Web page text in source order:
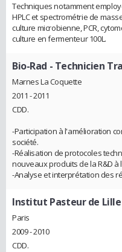
Techniques notamment
HPLC et spectrométrie de
culture microbienne, PCR,
culture en fermenteur 100L.
Bio-Rad - Technicien
Marnes La Coquette
2011 - 2011
CDD.
-Participation à l'amélioration
société.
-Réalisation de protocoles
nouveaux produits de la R&D à
-Analyse et interprétation des
Institut Pasteur de Lille
Paris
2009 - 2010
CDD.